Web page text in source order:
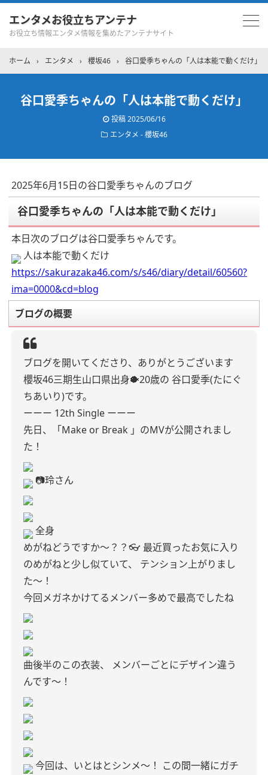
エンタメお役立ちアンテナ
お役立ち情報エンタメ情報を集めたアンテナサイト
ホーム › エンタメ › 櫻坂46 › 谷口愛季ちゃんの「人は本能で動くだけ」
谷口愛季ちゃんの「人は本能で動くだけ」
投稿2025/06/16
エンタメ - 櫻坂46
2025年6月15日の谷口愛季ちゃんのブログ
谷口愛季ちゃんの「人は本能で動くだけ」
本日次のブログは谷口愛季ちゃんです。
人は本能で動くだけ
https://sakurazaka46.com/s/s46/diary/detail/60560?
ima=0000&cd=blog
ブログの概要
ブログを開いてくださり、ありがとうございます
櫻坂46三期生山口県出身🐡20歳の 谷口愛季(たにぐ
ちあいり)です。
ーーー 12th Single ーーー
先日、「Make or Break 」のMVが公開されまし
た！
📷玲さん
全身
めがねどうですか〜？？👓 最近買ったお気に入り
のめがねと少し似ていて、
テンション上がりまし
た〜！
今回メガネかけてるメンバー多めで最高でしたね
曲後半のこの衣装、
メンバーごとにデザイン違う
んです〜！
今回は、いとはとシンメ〜！ この間一緒にガチ